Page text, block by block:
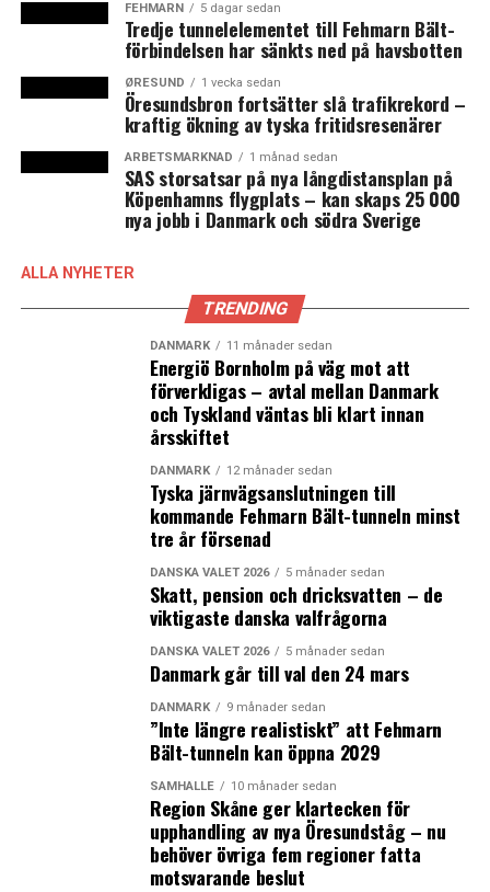
FEHMARN 5 dagar sedan
Tredje tunnelelementet till Fehmarn Bält-
förbindelsen har sänkts ned på havsbotten
ØRESUND 1 vecka sedan
Öresundsbron fortsätter slå trafikrekord –
kraftig ökning av tyska fritidsresenärer
ARBETSMARKNAD 1 månad sedan
SAS storsatsar på nya långdistansplan på
Köpenhamns flygplats – kan skaps 25 000
nya jobb i Danmark och södra Sverige
ALLA NYHETER
TRENDING
DANMARK 11 månader sedan
Energiö Bornholm på väg mot att
förverkligas – avtal mellan Danmark
och Tyskland väntas bli klart innan
årsskiftet
DANMARK 12 månader sedan
Tyska järnvägsanslutningen till
kommande Fehmarn Bält-tunneln minst
tre år försenad
DANSKA VALET 2026 5 månader sedan
Skatt, pension och dricksvatten – de
viktigaste danska valfrågorna
DANSKA VALET 2026 5 månader sedan
Danmark går till val den 24 mars
DANMARK 9 månader sedan
”Inte längre realistiskt” att Fehmarn
Bält-tunneln kan öppna 2029
SAMHÄLLE 10 månader sedan
Region Skåne ger klartecken för
upphandling av nya Öresundståg – nu
behöver övriga fem regioner fatta
motsvarande beslut